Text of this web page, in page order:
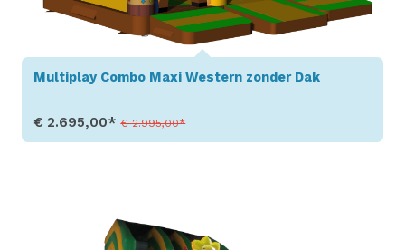
Multiplay Combo Maxi Western zonder Dak
€ 2.695,00*€ 2.995,00*